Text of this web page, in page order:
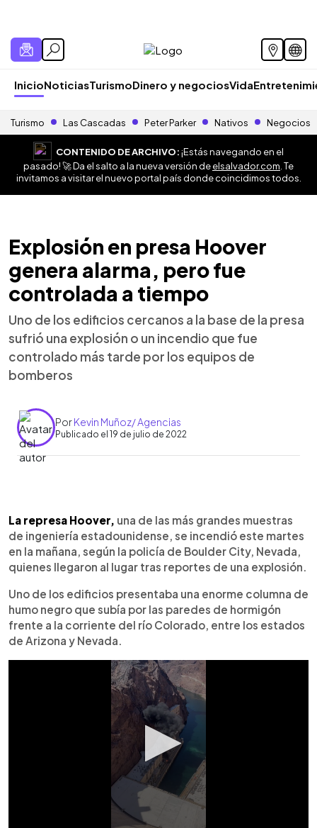
InicioNoticiasTurismoDinero y negociosVida
Turismo Las Cascadas Peter Parker Nativos Negocios
CONTENIDO DE ARCHIVO:¡Estás navegando en el
pasado! 🚀 Da el salto a la nueva versión deelsalvador.com . Te
invitamos a visitar el nuevo portal país donde coincidimos todos.
Explosión en presa Hoover
genera alarma, pero fue
controlada a tiempo
Uno de los edificios cercanos a la base de la presa
sufrió una explosión o un incendio que fue
controlado más tarde por los equipos de
bomberos
PorKevin Muñoz/ Agencias
Publicado el 19 de julio de 2022
Escuchar artículo
La represa Hoover, una de las más grandes muestras
de ingeniería estadounidense, se incendió este martes
en la mañana, según la policía de Boulder City, Nevada,
quienes llegaron al lugar tras reportes de una explosión.
Uno de los edificios presentaba una enorme columna de
humo negro que subía por las paredes de hormigón
frente a la corriente del río Colorado, entre los estados
de Arizona y Nevada.